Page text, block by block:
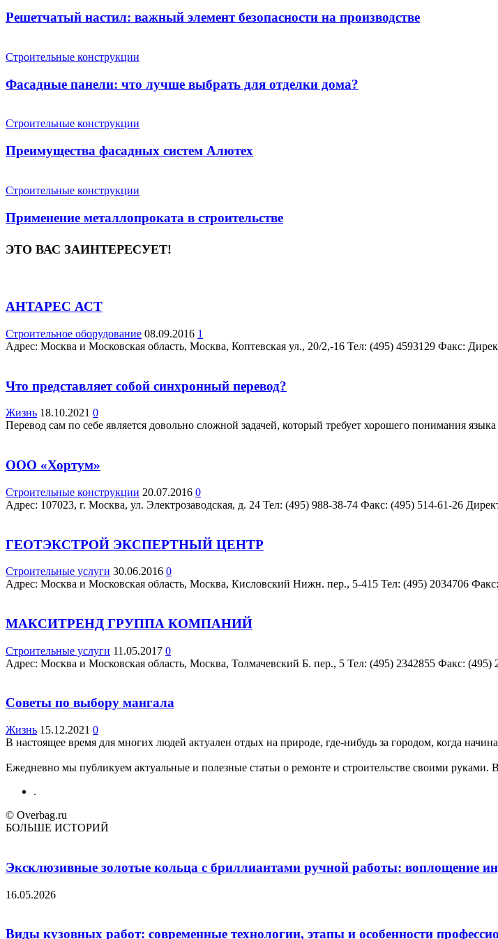
Решетчатый настил: важный элемент безопасности на производстве
Строительные конструкции
Фасадные панели: что лучше выбрать для отделки дома?
Строительные конструкции
Преимущества фасадных систем Алютех
Строительные конструкции
Применение металлопроката в строительстве
ЭТО ВАС ЗАИНТЕРЕСУЕТ!
АНТАРЕС АСТ
Строительное оборудование 08.09.2016 1
Адрес: Москва и Московская область, Москва, Коптевская ул., 20/2,-16 Teл: (495) 4593129 Факс:
Что представляет собой синхронный перевод?
Жизнь 18.10.2021 0
Перевод сам по себе является довольно сложной задачей, который требует хорошего понимания
ООО «Хортум»
Строительные конструкции 20.07.2016 0
Адрес: 107023, г. Москва, ул. Электрозаводская, д. 24 Teл: (495) 988-38-74 Факс: (495) 514-61-26
ГЕОТЭКСТРОЙ ЭКСПЕРТНЫЙ ЦЕНТР
Строительные услуги 30.06.2016 0
Адрес: Москва и Московская область, Москва, Кисловский Нижн. пер., 5-415 Teл: (495) 2034706
МАКСИТРЕНД ГРУППА КОМПАНИЙ
Строительные услуги 11.05.2017 0
Адрес: Москва и Московская область, Москва, Толмачевский Б. пер., 5 Teл: (495) 2342855 Факс: (495)
Советы по выбору мангала
Жизнь 15.12.2021 0
В настоящее время для многих людей актуален отдых на природе, где-нибудь за городом, когда
Ежедневно мы публикуем актуальные и полезные статьи о ремонте и строительстве своими руками.
.
© Overbag.ru
БОЛЬШЕ ИСТОРИЙ
Эксклюзивные золотые кольца с бриллиантами ручной работы: воплощение
16.05.2026
Виды кузовных работ: современные технологии, этапы и особенности